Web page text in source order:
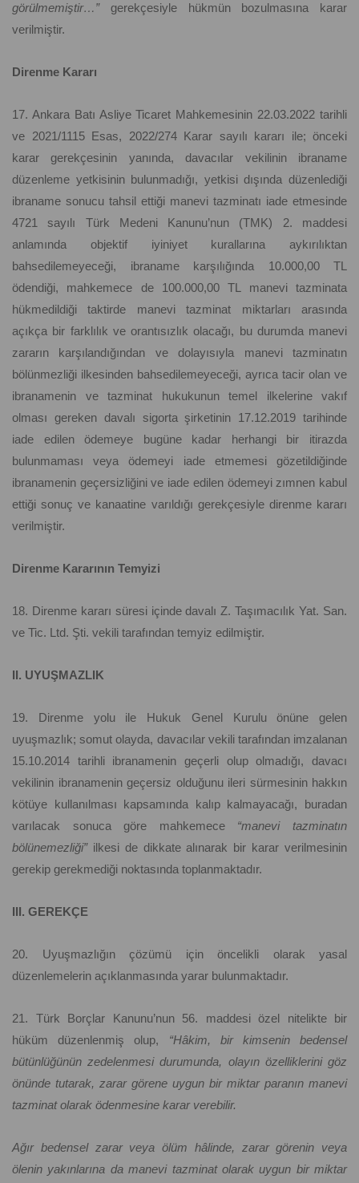
görülmemiştir…”gerekçesiyle hükmün bozulmasına karar
verilmiştir.
Direnme Kararı
17. Ankara Batı Asliye Ticaret Mahkemesinin 22.03.2022 tarihli
ve 2021/1115 Esas, 2022/274 Karar sayılı kararı ile; önceki
karar gerekçesinin yanında, davacılar vekilinin ibraname
düzenleme yetkisinin bulunmadığı, yetkisi dışında düzenlediği
ibraname sonucu tahsil ettiği manevi tazminatı iade etmesinde
4721 sayılı Türk Medeni Kanunu’nun (TMK) 2. maddesi
anlamında objektif iyiniyet kurallarına aykırılıktan
bahsedilemeyeceği, ibraname karşılığında 10.000,00 TL
ödendiği, mahkemece de 100.000,00 TL manevi tazminata
hükmedildiği taktirde manevi tazminat miktarları arasında
açıkça bir farklılık ve orantısızlık olacağı, bu durumda manevi
zararın karşılandığından ve dolayısıyla manevi tazminatın
bölünmezliği ilkesinden bahsedilemeyeceği, ayrıca tacir olan ve
ibranamenin ve tazminat hukukunun temel ilkelerine vakıf
olması gereken davalı sigorta şirketinin 17.12.2019 tarihinde
iade edilen ödemeye bugüne kadar herhangi bir itirazda
bulunmaması veya ödemeyi iade etmemesi gözetildiğinde
ibranamenin geçersizliğini ve iade edilen ödemeyi zımnen kabul
ettiği sonuç ve kanaatine varıldığı gerekçesiyle direnme kararı
verilmiştir.
Direnme Kararının Temyizi
18. Direnme kararı süresi içinde davalı Z. Taşımacılık Yat. San.
ve Tic. Ltd. Şti. vekili tarafından temyiz edilmiştir.
II. UYUŞMAZLIK
19. Direnme yolu ile Hukuk Genel Kurulu önüne gelen
uyuşmazlık; somut olayda, davacılar vekili tarafından imzalanan
15.10.2014 tarihli ibranamenin geçerli olup olmadığı, davacı
vekilinin ibranamenin geçersiz olduğunu ileri sürmesinin hakkın
kötüye kullanılması kapsamında kalıp kalmayacağı, buradan
varılacak sonuca göre mahkemece “manevi tazminatın
bölünemezliği”ilkesi de dikkate alınarak bir karar verilmesinin
gerekip gerekmediği noktasında toplanmaktadır.
III. GEREKÇE
20. Uyuşmazlığın çözümü için öncelikli olarak yasal
düzenlemelerin açıklanmasında yarar bulunmaktadır.
21. Türk Borçlar Kanunu’nun 56. maddesi özel nitelikte bir
hüküm düzenlenmiş olup, “Hâkim, bir kimsenin bedensel
bütünlüğünün zedelenmesi durumunda, olayın özelliklerini göz
önünde tutarak, zarar görene uygun bir miktar paranın manevi
tazminat olarak ödenmesine karar verebilir.
Ağır bedensel zarar veya ölüm hâlinde, zarar görenin veya
ölenin yakınlarına da manevi tazminat olarak uygun bir miktar